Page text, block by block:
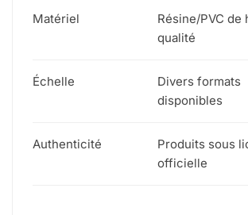
Matériel
Résine/PVC de
qualité
Échelle
Divers formats
disponibles
Authenticité
Produits sous
officielle